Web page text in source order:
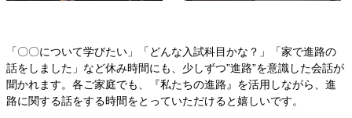
「〇〇について学びたい」「どんな入試科目かな？」「家で進路の
話をしました」など休み時間にも、少しずつ”進路”を意識した会話が
聞かれます。各ご家庭でも、『私たちの進路』を活用しながら、進
路に関する話をする時間をとっていただけると嬉しいです。